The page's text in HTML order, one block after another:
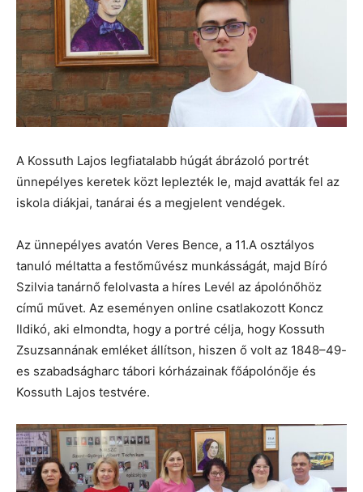
A Kossuth Lajos legfiatalabb húgát ábrázoló portrét
ünnepélyes keretek közt leplezték le, majd avatták fel az
iskola diákjai, tanárai és a megjelent vendégek.
Az ünnepélyes avatón Veres Bence, a 11.A osztályos
tanuló méltatta a festőművész munkásságát, majd Bíró
Szilvia tanárnő felolvasta a híres Levél az ápolónőhöz
című művet. Az eseményen online csatlakozott Koncz
Ildikó, aki elmondta, hogy a portré célja, hogy Kossuth
Zsuzsannának emléket állítson, hiszen ő volt az 1848–49-
es szabadságharc tábori kórházainak főápolónője és
Kossuth Lajos testvére.